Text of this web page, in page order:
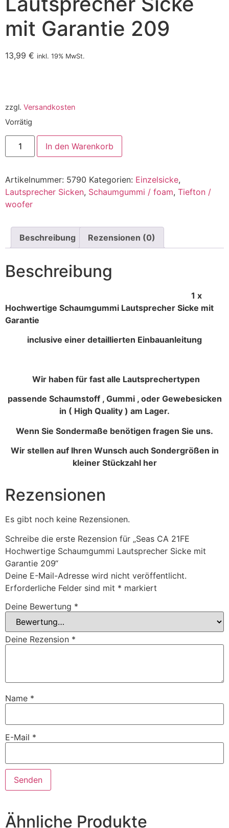
mit Garantie 209
13,99 € inkl. 19% MwSt.
zzgl. Versandkosten
Vorrätig
In den Warenkorb
Artikelnummer: 5790 Kategorien: Einzelsicke,
Lautsprecher Sicken, Schaumgummi / foam, Tiefton /
woofer
Beschreibung Rezensionen (0)
Beschreibung
1 x
Hochwertige Schaumgummi Lautsprecher Sicke mit
Garantie
inclusive einer detaillierten Einbauanleitung
Wir haben für fast alle Lautsprechertypen
passende Schaumstoff , Gummi , oder Gewebesicken
in ( High Quality ) am Lager.
Wenn Sie Sondermaße benötigen fragen Sie uns.
Wir stellen auf Ihren Wunsch auch Sondergrößen in
kleiner Stückzahl her
Rezensionen
Es gibt noch keine Rezensionen.
Schreibe die erste Rezension für „Seas CA 21FE
Hochwertige Schaumgummi Lautsprecher Sicke mit
Garantie 209“
Deine E-Mail-Adresse wird nicht veröffentlicht.
Erforderliche Felder sind mit * markiert
Deine Bewertung *
Deine Rezension *
Name *
E-Mail *
Ähnliche Produkte